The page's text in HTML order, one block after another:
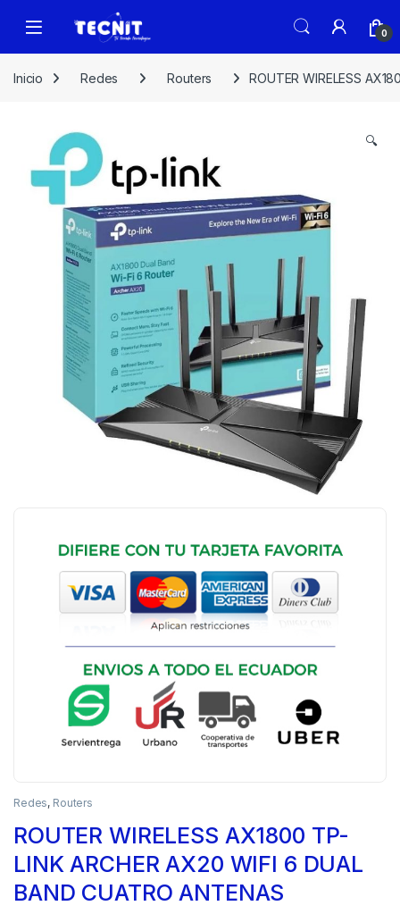
0
Inicio Redes Routers ROUTER WIRELESS
🔍
Redes, Routers
ROUTER WIRELESS AX1800 TP-
LINK ARCHER AX20 WIFI 6 DUAL
BAND CUATRO ANTENAS